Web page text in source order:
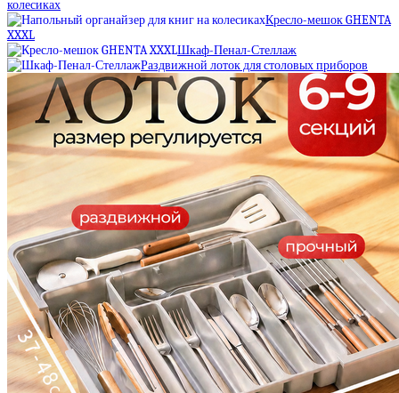
колесиках
Кресло-мешок GHENTA
XXXL
Шкаф-Пенал-Стеллаж
Раздвижной лоток для столовых приборов